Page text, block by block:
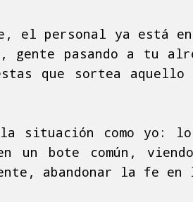
el personal ya está en
pasando a tu
que sortea
la situación como yo:
un bote común,
abandonar la fe en